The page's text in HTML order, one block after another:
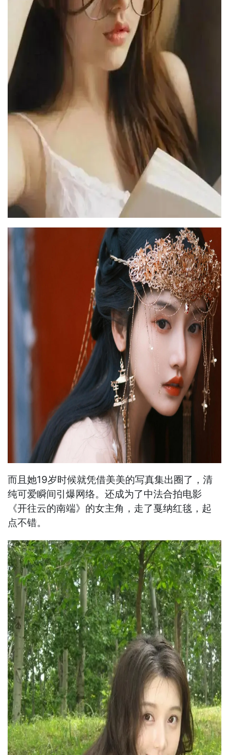
而且她19岁时候就凭借美美的写真集出圈了，清
纯可爱瞬间引爆网络。还成为了中法合拍电影
《开往云的南端》的女主角，走了戛纳红毯，起
点不错。